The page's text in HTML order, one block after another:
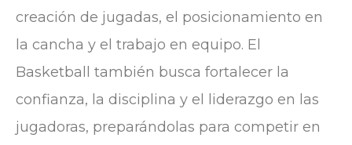
creación de jugadas, el posicionamiento en
la cancha y el trabajo en equipo. El
Basketball también busca fortalecer la
confianza, la disciplina y el liderazgo en las
jugadoras, preparándolas para competir en